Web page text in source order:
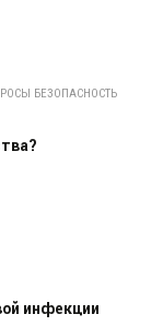
БЕЗОПАСНОСТЬ
инфекции